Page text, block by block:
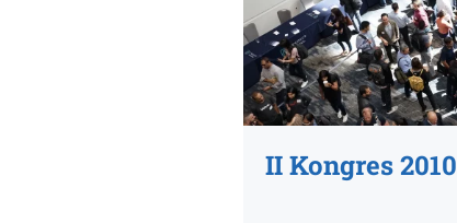
II Kongres 2010